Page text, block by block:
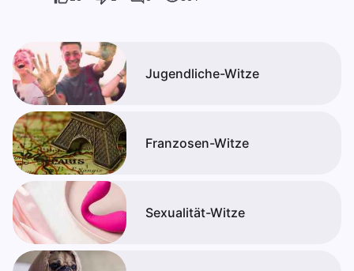
Jugendliche-Witze
Franzosen-Witze
Sexualität-Witze